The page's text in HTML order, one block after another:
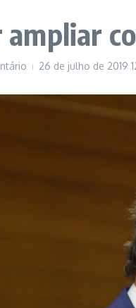
ampliar
26 de julho de 2019